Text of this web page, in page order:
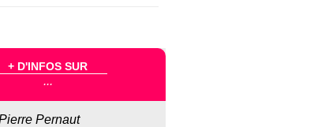
+ D'INFOS SUR
...
Pernaut